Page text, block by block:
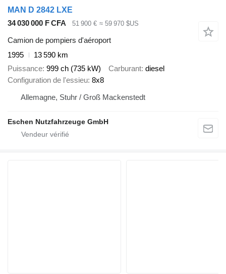
MAN D 2842 LXE
34 030 000 F CFA
51 900 € ≈ 59 970 $US
Camion de pompiers d'aéroport
1995
13 590 km
Puissance 999 ch (735 kW) Carburant diesel
Configuration de l'essieu 8x8
Allemagne, Stuhr / Groß Mackenstedt
Eschen Nutzfahrzeuge GmbH